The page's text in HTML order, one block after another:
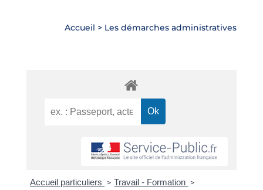
Accueil > Les démarches administratives
Accueil particuliers > Travail - Formation >